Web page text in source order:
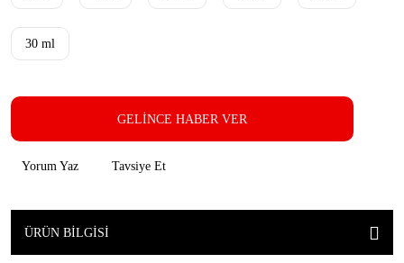
30 ml
GELİNCE HABER VER
Yorum Yaz Tavsiye Et
ÜRÜN BILGISI